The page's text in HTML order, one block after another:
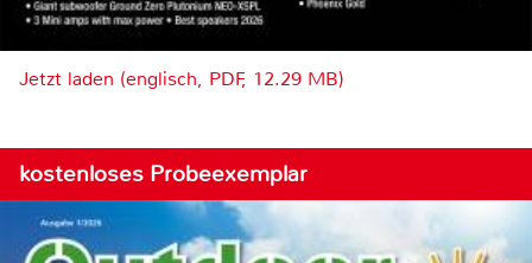
Jetzt laden (englisch, PDF, 12.29 MB)
kostenloses Probeexemplar